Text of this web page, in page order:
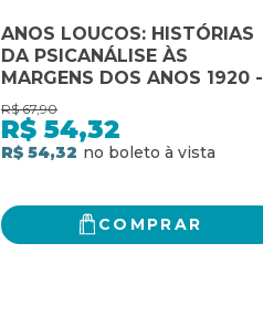
ANOS LOUCOS: HISTÓRIAS
DA PSICANÁLISE ÀS
MARGENS DOS ANOS 1920 -
SEGUIDO DO DIÁRIO DE
SOPHIE HALBERSTADT-
FREUD
R$ 67,90
R$ 54,32
R$ 54,32
COMPRAR